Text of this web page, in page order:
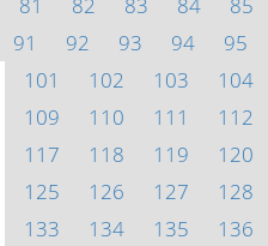
91
92 93 94 95
101
102 103 104
109
110 111 112
117
118 119 120
125
126 127 128
133
134 135 136